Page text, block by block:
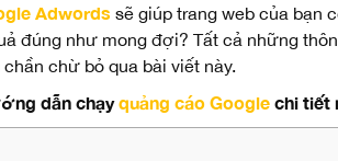
Adwords sẽ giúp trang web của bạn
đúng như mong đợi? Tất cả những
chừ bỏ qua bài viết này.
dẫn chạyquảng cáo Google chi tiết